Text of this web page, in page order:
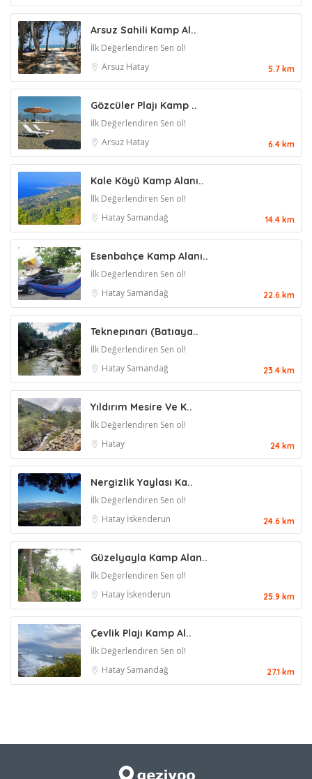
Arsuz Sahili Kamp Al..
İlk Değerlendiren Sen ol!
Arsuz Hatay 5.7 km
Gözcüler Plajı Kamp ..
İlk Değerlendiren Sen ol!
Arsuz Hatay 6.4 km
Kale Köyü Kamp Alanı..
İlk Değerlendiren Sen ol!
Hatay Samandağ 14.4 km
Esenbahçe Kamp Alanı..
İlk Değerlendiren Sen ol!
Hatay Samandağ 22.6 km
Teknepınarı (Batıaya..
İlk Değerlendiren Sen ol!
Hatay Samandağ 23.4 km
Yıldırım Mesire Ve K..
İlk Değerlendiren Sen ol!
Hatay
24 km
Nergizlik Yaylası Ka..
İlk Değerlendiren Sen ol!
Hatay İskenderun 24.6 km
Güzelyayla Kamp Alan..
İlk Değerlendiren Sen ol!
Hatay İskenderun 25.9 km
Çevlik Plajı Kamp Al..
İlk Değerlendiren Sen ol!
Hatay Samandağ 27.1 km